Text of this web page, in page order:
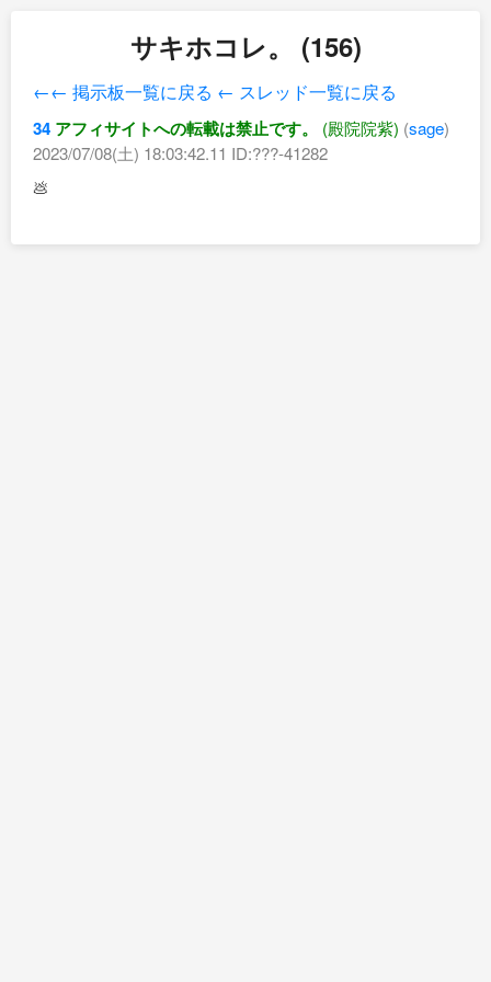
サキホコレ。 (156)
←← 掲示板一覧に戻る ← スレッド一覧に戻る
34 アフィサイトへの転載は禁止です。 (殿院院紫) (sage)
2023/07/08(土) 18:03:42.11 ID:???-41282
💩